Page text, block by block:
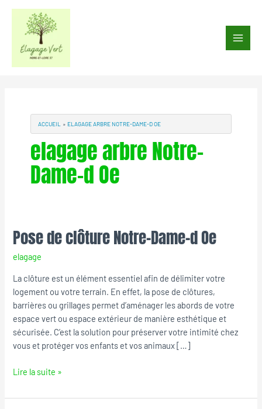
Aller
contenu
Main
ACCUEIL ELAGAGE ARBRE NOTRE-DAME-D OE
elagage arbre Notre-
Dame-d Oe
Pose de clôture Notre-Dame-d Oe
elagage
La clôture est un élément essentiel afin de délimiter votre
logement ou votre terrain. En effet, la pose de clôtures,
barrières ou grillages permet d’aménager les abords de votre
espace vert ou espace extérieur de manière esthétique et
sécurisée. C’est la solution pour préserver votre intimité chez
vous et protéger vos enfants et vos animaux […]
Pose
de
clôture
Notre-
Dame-
d
Lire la suite »